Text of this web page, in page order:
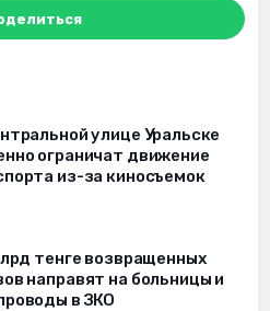
улице Уральске
ограничат движение
из-за киносъемок
тенге возвращенных
направят на больницы и
в ЗКО